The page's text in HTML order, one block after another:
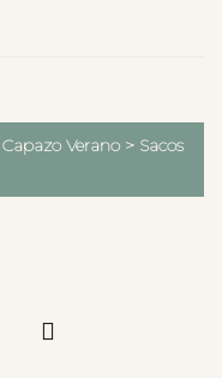
Capazo Verano > Sacos